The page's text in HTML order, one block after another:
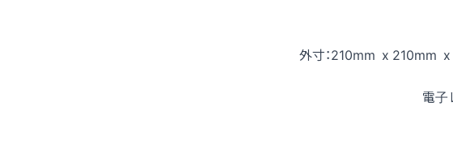
外寸：210mm x 210mm
電子